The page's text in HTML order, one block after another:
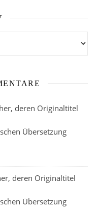
deren Originaltitel
Übersetzung
deren Originaltitel
Übersetzung